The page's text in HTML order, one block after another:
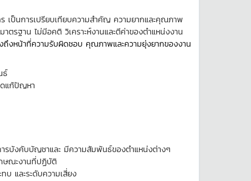
เป็นการเปรียบเทียบความสำคัญ ความยากและคุณภาพ
รฐาน ไม่มีอคติ วิเคราะห์งานและตีค่าของตำแหน่งงาน
งหน้าที่ความรับผิดชอบ คุณภาพและความยุ่งยากของงาน
ธ์
ดแก้ปัญหา
ารบังคับบัญชาและ มีความสัมพันธ์ของตำแหน่งต่างๆ
กษณะงานที่ปฏิบัติ
บ และระดับความเสี่ยง